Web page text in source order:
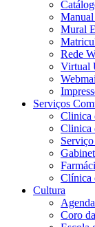
Manual
Mural
Rede
Virtual
Serviços
Clinica
Clinica
Clínica
Cultura
Coro